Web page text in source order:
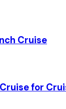
Cruise
for